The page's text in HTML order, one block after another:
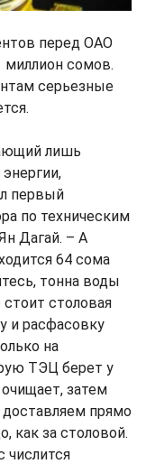
перед ОАО
миллион сомов.
серьезные
лишь
первый
по техническим
Дагай. – А
64 сома
тонна воды
столовая
и расфасовку
на
ТЭЦ берет у
затем
прямо
как за столовой.
числится